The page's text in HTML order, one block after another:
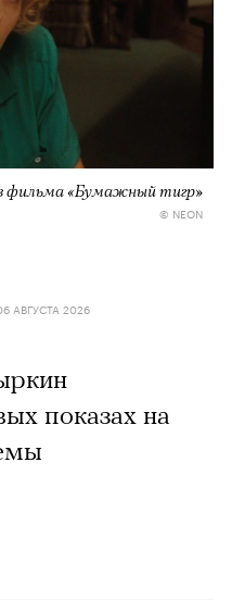
фильма «Бумажный тигр»
© NEON
АВГУСТА 2026
показах на